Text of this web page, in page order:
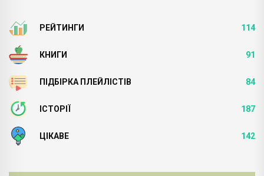
РЕЙТИНГИ 114
КНИГИ 91
ПІДБІРКА ПЛЕЙЛІСТІВ 84
ІСТОРІЇ 187
ЦІКАВЕ 142